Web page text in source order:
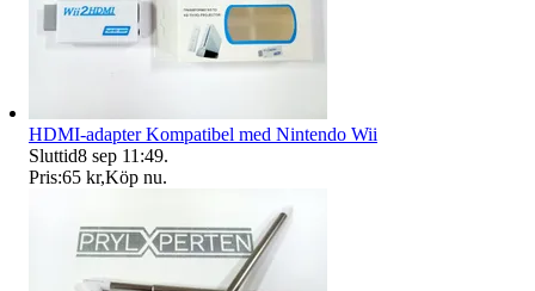
HDMI-adapter Kompatibel med Nintendo Wii
Sluttid8 sep 11:49.
Pris:65 kr,Köp nu.